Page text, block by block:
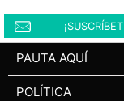
PAUTA AQUÍ
POLÍTICA